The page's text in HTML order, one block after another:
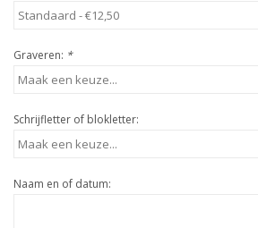
Graveren: *
Schrijfletter of blokletter:
Naam en of datum: